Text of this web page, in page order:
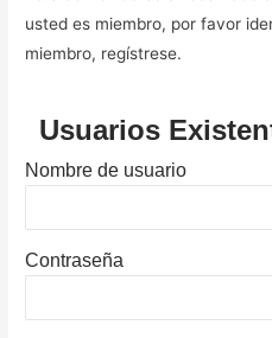
usted es miembro, por favor
miembro, regístrese.
Usuarios
Nombre de usuario
Contraseña